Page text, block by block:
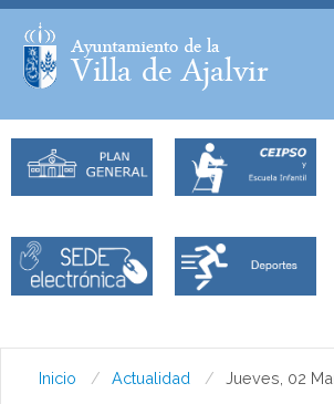
Facebook
Inicio Actualidad Jueves, 02